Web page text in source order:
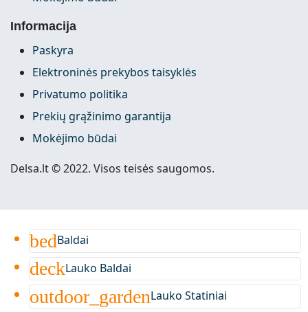
Informacija
Paskyra
Elektroninės prekybos taisyklės
Privatumo politika
Prekių grąžinimo garantija
Mokėjimo būdai
Delsa.lt © 2022. Visos teisės saugomos.
bedBaldai
deckLauko Baldai
outdoor_gardenLauko Statiniai